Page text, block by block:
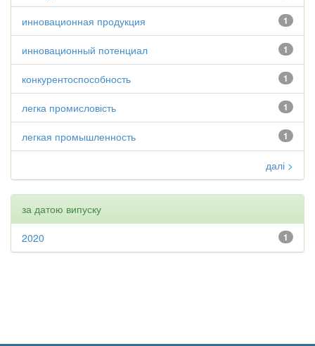
1
инновационная продукция
1
инновационный потенциал
1
конкурентоспособность
1
легка промисловість
1
легкая промышленность
далі >
за датою випуску
1
2020